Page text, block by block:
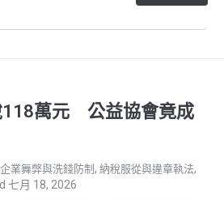
118萬元 公益協會竟成
企業舞弊與洗錢防制 , 納稅服從與違章執法,
七月 18, 2026